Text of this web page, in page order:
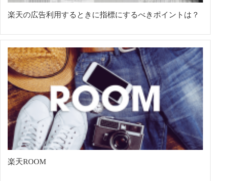
楽天の広告利用するときに指標にするべきポイントは？
楽天ROOM